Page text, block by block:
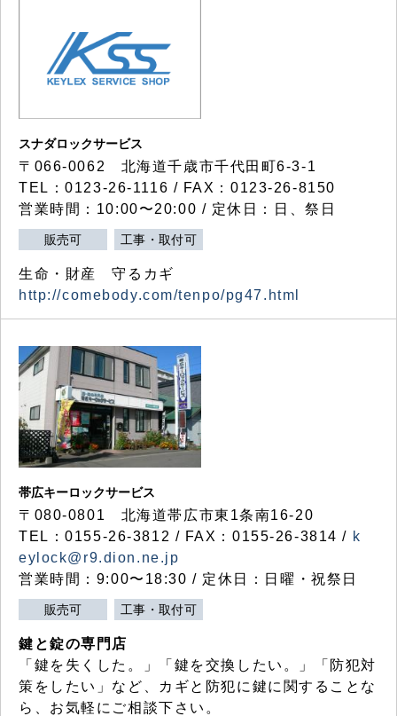
スナダロックサービス
〒066-0062 北海道千歳市千代田町6-3-1
TEL：0123-26-1116 / FAX：0123-26-8150
営業時間：10:00〜20:00 / 定休日：日、祭日
販売可 工事・取付可
生命・財産 守るカギ
http://comebody.com/tenpo/pg47.html
帯広キーロックサービス
〒080-0801 北海道帯広市東1条南16-20
TEL：0155-26-3812 / FAX：0155-26-3814 / k
eylock@r9.dion.ne.jp
営業時間：9:00〜18:30 / 定休日：日曜・祝祭日
販売可 工事・取付可
鍵と錠の専門店
「鍵を失くした。」「鍵を交換したい。」「防犯対
策をしたい」など、カギと防犯に鍵に関することな
ら、お気軽にご相談下さい。